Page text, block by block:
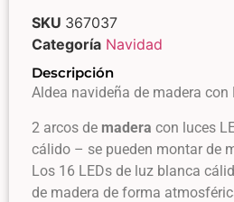
SKU 367037
Categoría Navidad
Descripción
Aldea navideña de madera con
2 arcos de madera con luces
cálido – se pueden montar de
Los 16 LEDs de luz blanca
de madera de forma